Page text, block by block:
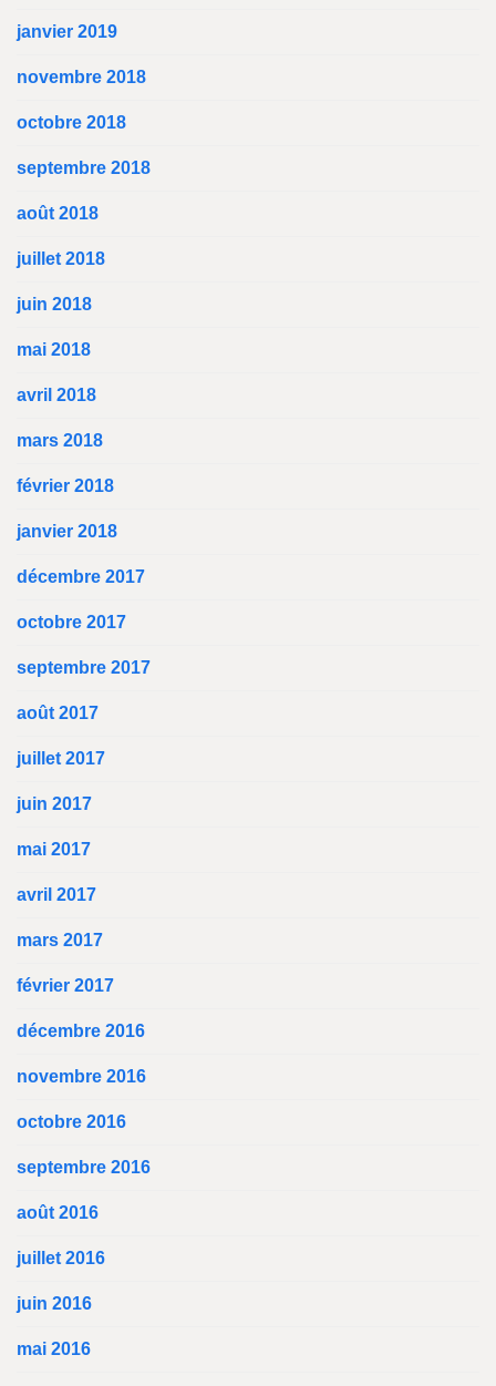
janvier 2019
novembre 2018
octobre 2018
septembre 2018
août 2018
juillet 2018
juin 2018
mai 2018
avril 2018
mars 2018
février 2018
janvier 2018
décembre 2017
octobre 2017
septembre 2017
août 2017
juillet 2017
juin 2017
mai 2017
avril 2017
mars 2017
février 2017
décembre 2016
novembre 2016
octobre 2016
septembre 2016
août 2016
juillet 2016
juin 2016
mai 2016